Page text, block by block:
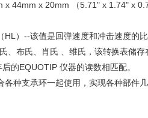
44mm x 20mm （5.71" x 1.74" x
）--该值是回弹速度和冲击速度的
、布氏、肖氏 、维氏，该转换表储
的EQUOTIP 仪器的读数相匹配。
种支承环一起使用，实现各种部件几